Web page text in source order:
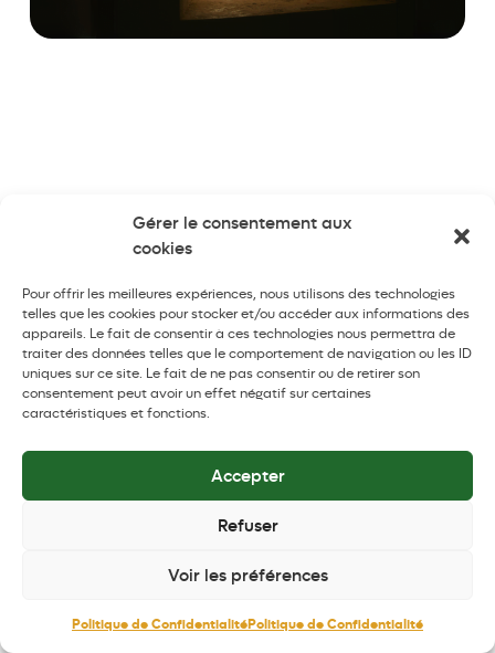
Gérer le consentement aux
cookies
Pour offrir les meilleures expériences, nous utilisons des technologies
telles que les cookies pour stocker et/ou accéder aux informations des
appareils. Le fait de consentir à ces technologies nous permettra de
traiter des données telles que le comportement de navigation ou les ID
uniques sur ce site. Le fait de ne pas consentir ou de retirer son
consentement peut avoir un effet négatif sur certaines
caractéristiques et fonctions.
Accepter
Refuser
Voir les préférences
Politique de ConfidentialitéPolitique de Confidentialité
Les leçons à en tirer
Youssouf عليه السلام a traité ces personnes avec
respect, même s’ils n’étaient pas musulmans. Il les a
considérés comme des êtres humains à part entière,
ignorer ou de les mépriser, étant donné qu’il était dans
un pays où la majorité ne partageait pas sa foi en
Allah ﷻ.
a causé des ennuis, à commencer par Al-Aziz et sa
injustement en prison, il aurait pu nourrir de la